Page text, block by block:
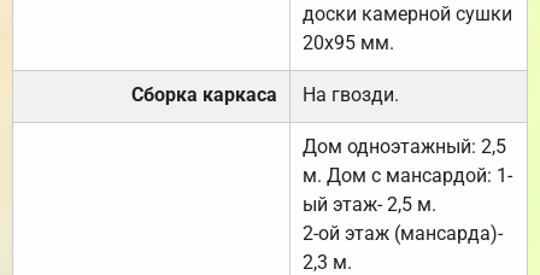
доски камерной сушки
20х95 мм.
Сборка каркаса На гвозди.
Дом одноэтажный: 2,5
м. Дом с мансардой: 1-
ый этаж- 2,5 м.
2-ой этаж (мансарда)-
2,3 м.